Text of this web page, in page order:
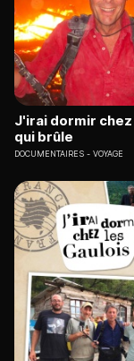
J'irai dormir
qui brûle
DOCUMENTAIRES VOYAGE